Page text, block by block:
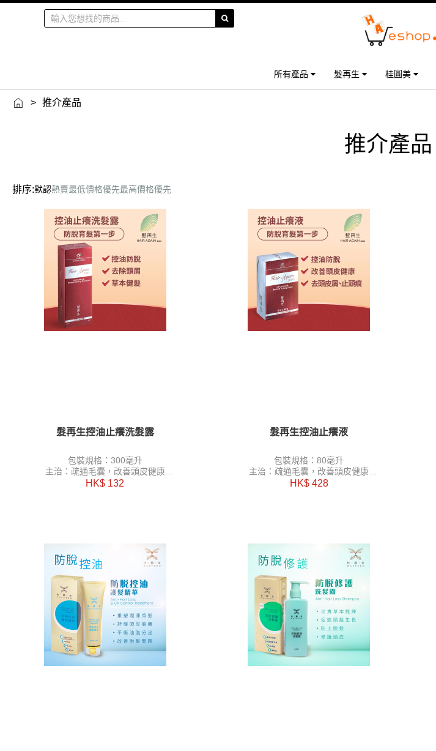
所有產品 髮再生 桂圓美
> 推介產品
推介產品
排序:默認熱賣最低價格優先最高價格優先
髮再生控油止癢洗髮露
包裝規格：300毫升
主治：疏通毛囊，改善頭皮健康
功能：清熱解表，控油止癢
HK$ 132
髮再生控油止癢液
包裝規格：80毫升
主治：疏通毛囊，改善頭皮健康
功能：清熱解表，控油止癢
HK$ 428